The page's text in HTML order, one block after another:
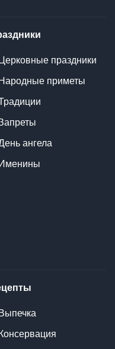
Церковные праздники
Народные приметы
ангела
Именины
Выпечка
Консервация